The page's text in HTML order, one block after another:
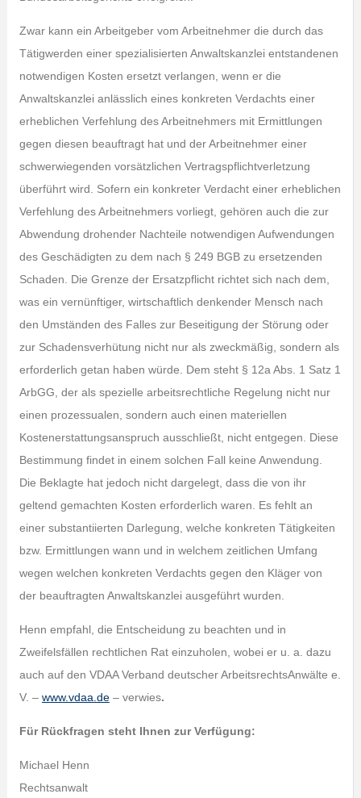
Zwar kann ein Arbeitgeber vom Arbeitnehmer die durch das
Tätigwerden einer spezialisierten Anwaltskanzlei entstandenen
notwendigen Kosten ersetzt verlangen, wenn er die
Anwaltskanzlei anlässlich eines konkreten Verdachts einer
erheblichen Verfehlung des Arbeitnehmers mit Ermittlungen
gegen diesen beauftragt hat und der Arbeitnehmer einer
schwerwiegenden vorsätzlichen Vertragspflichtverletzung
überführt wird. Sofern ein konkreter Verdacht einer erheblichen
Verfehlung des Arbeitnehmers vorliegt, gehören auch die zur
Abwendung drohender Nachteile notwendigen Aufwendungen
des Geschädigten zu dem nach § 249 BGB zu ersetzenden
Schaden. Die Grenze der Ersatzpflicht richtet sich nach dem,
was ein vernünftiger, wirtschaftlich denkender Mensch nach
den Umständen des Falles zur Beseitigung der Störung oder
zur Schadensverhütung nicht nur als zweckmäßig, sondern als
erforderlich getan haben würde. Dem steht § 12a Abs. 1 Satz 1
ArbGG, der als spezielle arbeitsrechtliche Regelung nicht nur
einen prozessualen, sondern auch einen materiellen
Kostenerstattungsanspruch ausschließt, nicht entgegen. Diese
Bestimmung findet in einem solchen Fall keine Anwendung.
Die Beklagte hat jedoch nicht dargelegt, dass die von ihr
geltend gemachten Kosten erforderlich waren. Es fehlt an
einer substantiierten Darlegung, welche konkreten Tätigkeiten
bzw. Ermittlungen wann und in welchem zeitlichen Umfang
wegen welchen konkreten Verdachts gegen den Kläger von
der beauftragten Anwaltskanzlei ausgeführt wurden.
Henn empfahl, die Entscheidung zu beachten und in
Zweifelsfällen rechtlichen Rat einzuholen, wobei er u. a. dazu
auch auf den VDAA Verband deutscher ArbeitsrechtsAnwälte e.
V. – www.vdaa.de– verwies.
Für Rückfragen steht Ihnen zur Verfügung:
Michael Henn
Rechtsanwalt